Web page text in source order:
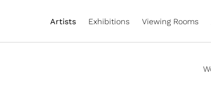
Artists Exhibitions Viewing Rooms